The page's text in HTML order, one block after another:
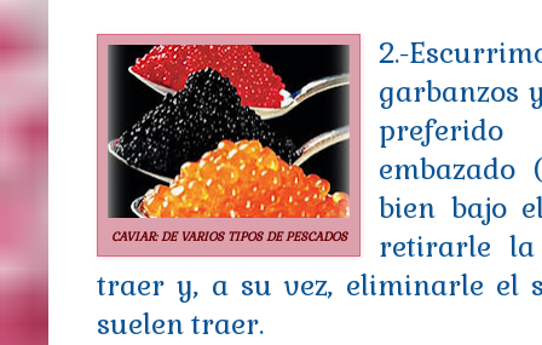
CAVIAR: DE VARIOS TIPOS DE PESCADOS
2.-
garbanzos
embazado
bien bajo
retirarle la
traer y, a su vez, eliminarle el
suelen traer.